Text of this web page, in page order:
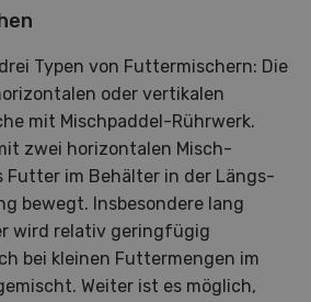
Typen von Futtermischern: Die
oder vertikalen
mit Mischpaddel-Rührwerk.
zwei horizontalen Misch-
Futter im Behälter in der Längs-
bewegt. Insbesondere lang
wird relativ geringfügig
bei kleinen Futtermengen im
Weiter ist es möglich,